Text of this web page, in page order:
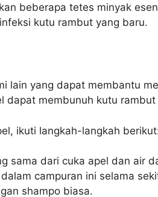
beberapa tetes minyak
kutu rambut yang baru.
lain yang dapat membantu
dapat membunuh kutu
ikuti langkah-langkah
sama dari cuka apel dan air
campuran ini selama
shampo biasa.